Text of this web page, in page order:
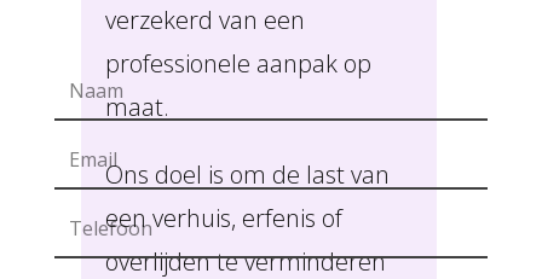
verzekerd van een
professionele aanpak op
maat.
Ons doel is om de last van
een verhuis, erfenis of
overlijden te verminderen